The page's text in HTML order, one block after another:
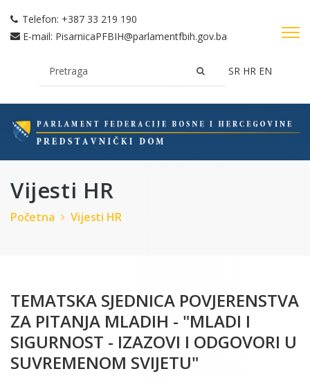
Telefon: +387 33 219 190
E-mail: PisarnicaPFBIH@parlamentfbih.gov.ba
SR HR EN
Vijesti HR
Početna Vijesti HR
TEMATSKA SJEDNICA POVJERENSTVA
ZA PITANJA MLADIH - "MLADI I
SIGURNOST - IZAZOVI I ODGOVORI U
SUVREMENOM SVIJETU"